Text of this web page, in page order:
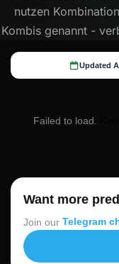
nutzen
Kombis genannt -
Updated
Failed to load.
Want more
Join our Telegram